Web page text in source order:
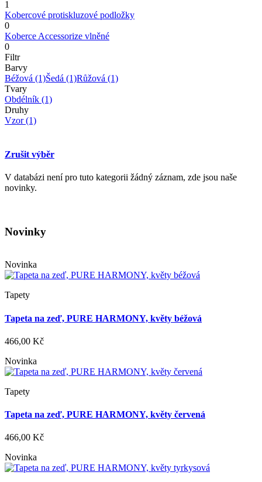
1
Kobercové protiskluzové podložky
0
Koberce Accessorize vlněné
0
Filtr
Barvy
Béžová (1)Šedá (1)Růžová (1)
Tvary
Obdélník (1)
Druhy
Vzor(1)
Zrušit výběr
V databázi není pro tuto kategorii žádný záznam, zde jsou naše
novinky.
Novinky
Novinka
Tapety
Tapeta na zeď, PURE HARMONY, květy béžová
466,00 Kč
Novinka
Tapety
Tapeta na zeď, PURE HARMONY, květy červená
466,00 Kč
Novinka